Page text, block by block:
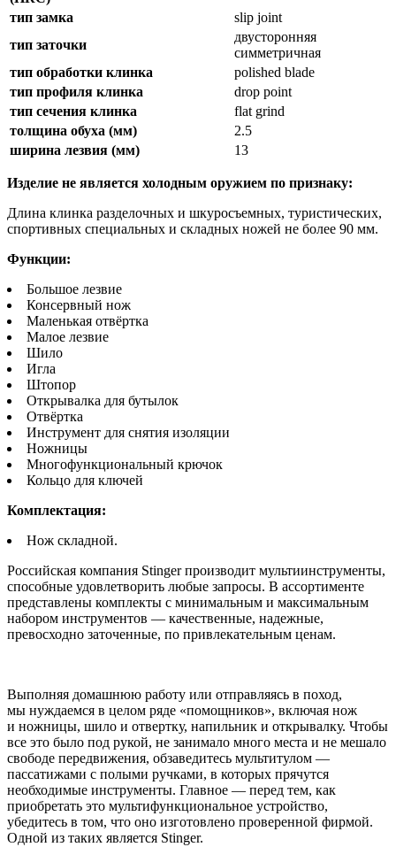
тип замка
slip joint
тип заточки
двусторонняя
симметричная
тип обработки клинка
polished blade
тип профиля клинка
drop point
тип сечения клинка
flat grind
толщина обуха (мм)
2.5
ширина лезвия (мм)
13
Изделие не является холодным оружием по признаку:
Длина клинка разделочных и шкуросъемных, туристических,
спортивных специальных и складных ножей не более 90 мм.
Функции:
Большое лезвие
Консервный нож
Маленькая отвёртка
Малое лезвие
Шило
Игла
Штопор
Открывалка для бутылок
Отвёртка
Инструмент для снятия изоляции
Ножницы
Многофункциональный крючок
Кольцо для ключей
Комплектация:
Нож складной.
Российская компания Stinger производит мультиинструменты,
способные удовлетворить любые запросы. В ассортименте
представлены комплекты с минимальным и максимальным
набором инструментов — качественные, надежные,
превосходно заточенные, по привлекательным ценам.
Выполняя домашнюю работу или отправляясь в поход,
мы нуждаемся в целом ряде «помощников», включая нож
и ножницы, шило и отвертку, напильник и открывалку. Чтобы
все это было под рукой, не занимало много места и не мешало
свободе передвижения, обзаведитесь мультитулом —
пассатижами с полыми ручками, в которых прячутся
необходимые инструменты. Главное — перед тем, как
приобретать это мультифункциональное устройство,
убедитесь в том, что оно изготовлено проверенной фирмой.
Одной из таких является Stinger.